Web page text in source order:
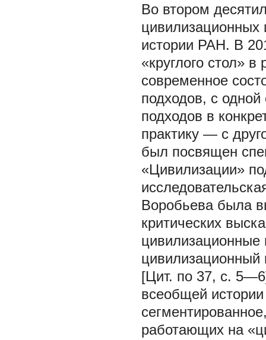
Во втором
цивилизационных
истории РАН. В
«круглого стол»
современное
подходов, с
подходов в
практику — с
был посвящен
«Цивилизации»
Воробьева была
критических
цивилизационные
цивилизационный
[Цит. по 37, с.
всеобщей
работающих на